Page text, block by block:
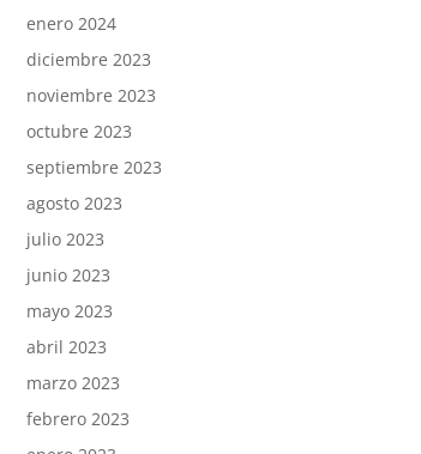
enero 2024
diciembre 2023
noviembre 2023
octubre 2023
septiembre 2023
agosto 2023
julio 2023
junio 2023
mayo 2023
abril 2023
marzo 2023
febrero 2023